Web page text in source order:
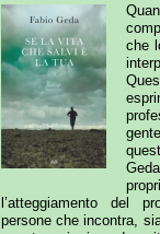
che
l’atteggiamento del
persone che incontra,